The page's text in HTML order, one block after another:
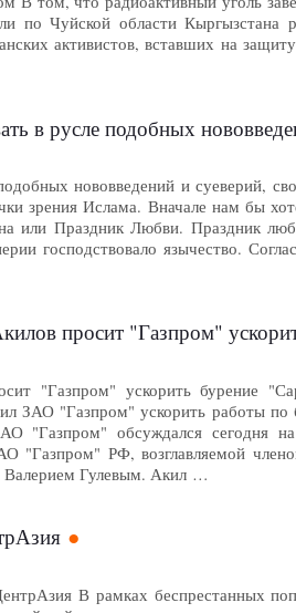
по Чуйской области Кыргызстана
активистов, вставших на
и суеверий, свойственных так
нововведений и суеверий,
зрения Ислама. Вначале нам бы
или Праздник Любви. Праздник
господствовало язычество.
"Газпром" ускорить бурение
"Газпром" ускорить бурение
ЗАО "Газпром" ускорить работы по
"Газпром" обсуждался сегодня на
"Газпром" РФ, возглавляемой
Валерием Гулевым. Акил …
В рамках беспрестанных